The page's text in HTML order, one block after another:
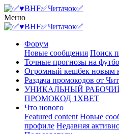
Меню
Форум
Новые сообщения Поиск
Точные прогнозы на
Огромный кешбек новым
Раздача промокодов от
УНИКАЛЬНЫЙ
ПРОМОКОД 1XBET
Что нового
Featured content Новые
профиле Недавняя